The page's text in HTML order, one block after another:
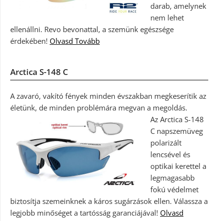
darab, amelynek
nem lehet
ellenállni. Revo bevonattal, a szemünk egészsége
érdekében! Olvasd Tovább
Arctica S-148 C
A zavaró, vakító fények minden évszakban megkeserítik az
életünk, de minden problémára megvan a megoldás.
Az Arctica S-148
C napszemüveg
polarizált
lencsével és
optikai kerettel a
legmagasabb
fokú védelmet
biztosítja szemeinknek a káros sugárzások ellen. Válassza a
legjobb minőséget a tartósság garanciájával! Olvasd